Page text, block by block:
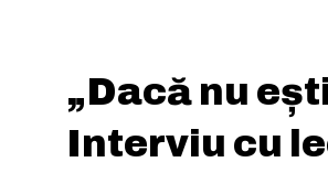
„Dacă nu
Interviu cu